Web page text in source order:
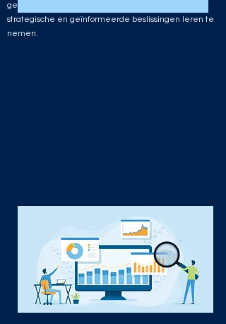
gedreven denkwijze, waardoor managers
strategische en geïnformeerde beslissingen leren te
nemen.